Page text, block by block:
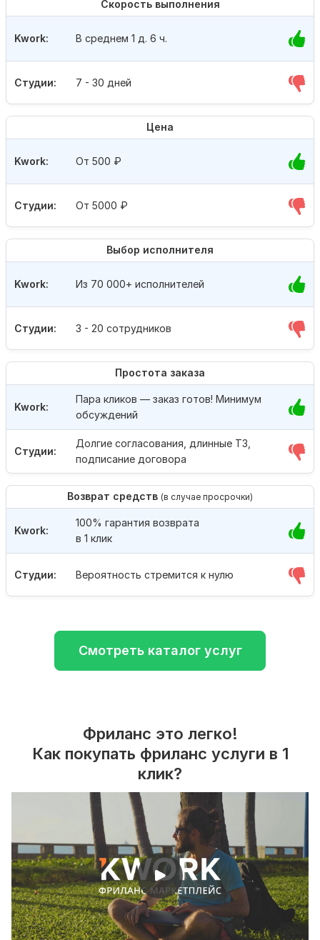
Скорость выполнения
Студии: 7 - 30 дней
Kwork: В среднем 1 д. 6 ч.
Цена
Студии: От 5000 ₽
Kwork: От 500 ₽
Выбор исполнителя
Студии: 3 - 20 сотрудников
Kwork: Из 70 000+ исполнителей
Простота заказа
Студии:
Долгие согласования, длинные ТЗ,
подписание договора
Kwork:
Пара кликов — заказ готов! Минимум
обсуждений
Возврат средств (в случае просрочки)
Студии: Вероятность стремится к нулю
Kwork:
100% гарантия возврата
в 1 клик
Смотреть каталог услуг
Фриланс это легко!
Как покупать фриланс услуги в 1
клик?